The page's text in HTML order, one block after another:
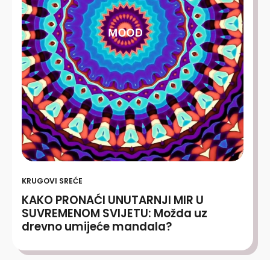
KRUGOVI SREĆE
KAKO PRONAĆI UNUTARNJI MIR U
SUVREMENOM SVIJETU: Možda uz
drevno umijeće mandala?